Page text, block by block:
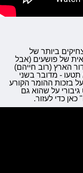
ביותר של
של פושעים (אבל
הארץ (רוב חייהם)
- מדובר בשני
בזכות ההומר הקורע
על שהוא גם
כדי לעזור.